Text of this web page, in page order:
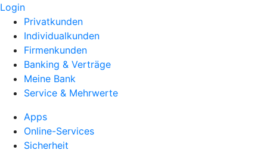
Login
Privatkunden
Individualkunden
Firmenkunden
Banking & Verträge
Meine Bank
Service & Mehrwerte
Apps
Online-Services
Sicherheit